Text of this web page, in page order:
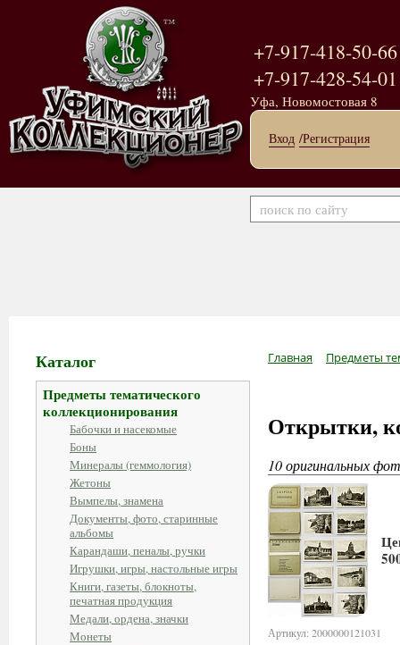
+7-917-418-50-66
+7-917-428-54-01
Уфа, Новомостовая 8
Вход /Регистрация
Каталог
Предметы тематического
коллекционирования
Бабочки и насекомые
Боны
Минералы (геммология)
Жетоны
Вымпелы, знамена
Документы, фото, старинные
альбомы
Карандаши, пеналы, ручки
Игрушки, игры, настольные игры
Книги, газеты, блокноты,
печатная продукция
Медали, ордена, значки
Монеты
Главная Предметы
Открытки,
10 оригинальных
Артикул: 2000000121031